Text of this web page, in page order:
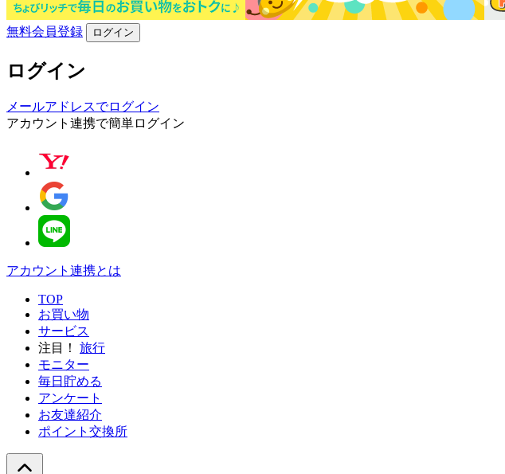
無料会員登録 ログイン
ログイン
メールアドレスでログイン
アカウント連携で簡単ログイン
アカウント連携とは
TOP
お買い物
サービス
注目！
旅行
モニター
毎日貯める
アンケート
お友達紹介
ポイント交換所